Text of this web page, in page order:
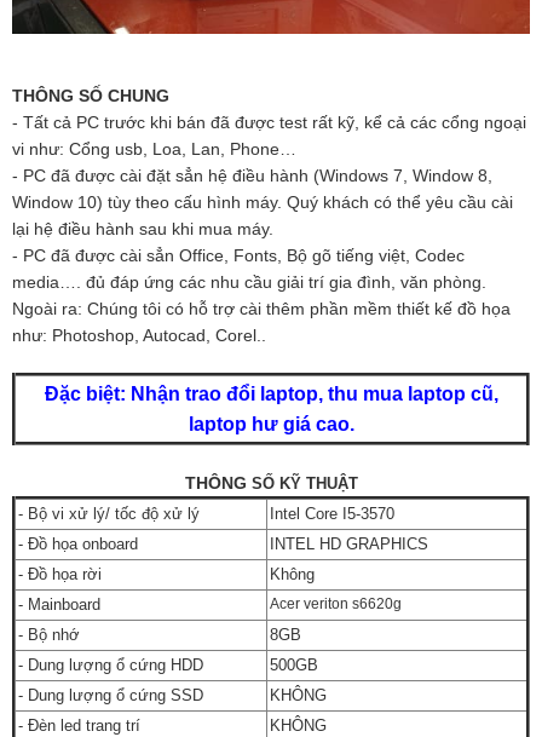
THÔNG SỐ CHUNG
- Tất cả PC trước khi bán đã được test rất kỹ, kể cả các cổng ngoại
vi như: Cổng usb, Loa, Lan, Phone…
- PC đã được cài đặt sẳn hệ điều hành (Windows 7, Window 8,
Window 10) tùy theo cấu hình máy. Quý khách có thể yêu cầu cài
lại hệ điều hành sau khi mua máy.
- PC đã được cài sẳn Office, Fonts, Bộ gõ tiếng việt, Codec
media…. đủ đáp ứng các nhu cầu giải trí gia đình, văn phòng.
Ngoài ra: Chúng tôi có hỗ trợ cài thêm phần mềm thiết kế đồ họa
như: Photoshop, Autocad, Corel..
Đặc biệt: Nhận trao đổi laptop, thu mua laptop cũ,
laptop hư giá cao.
THÔNG SỐ KỸ THUẬT
- Bộ vi xử lý/ tốc độ xử lý
Intel Core I5-3570
- Đồ họa onboard
INTEL HD GRAPHICS
- Đồ họa rời
Không
- Mainboard
Acer veriton s6620g
- Bộ nhớ
8GB
- Dung lượng ổ cứng HDD
500GB
- Dung lượng ổ cứng SSD
KHÔNG
- Đèn led trang trí
KHÔNG